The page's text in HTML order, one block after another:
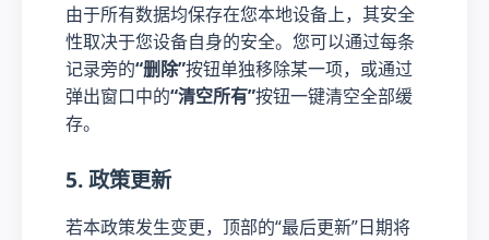
由于所有数据均保存在您本地设备上，其安全
性取决于您设备自身的安全。您可以通过每条
记录旁的“删除”按钮单独移除某一项，或通过
弹出窗口中的“清空所有”按钮一键清空全部缓
存。
5. 政策更新
若本政策发生变更，顶部的“最后更新”日期将